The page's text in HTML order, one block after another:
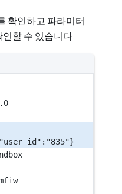
확인하고 파라미터
할 수 있습니다.